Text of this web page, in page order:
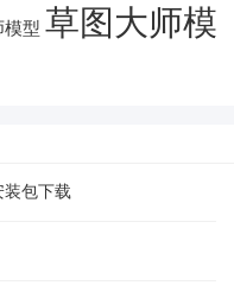
模型 草图大师模
包下载